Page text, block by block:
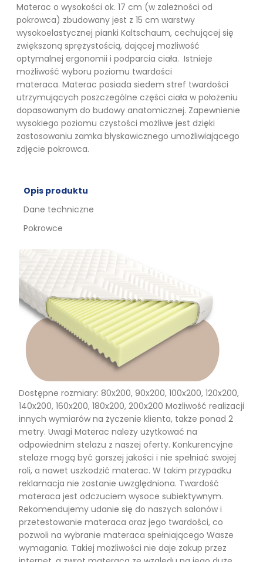
Materac o wysokości ok. 17 cm (w zależności od
pokrowca) zbudowany jest z 15 cm warstwy
wysokoelastycznej pianki Kaltschaum, cechującej się
zwiększoną sprężystością, dającej możliwość
optymalnej ergonomii i podparcia ciała. Istnieje
możliwość wyboru poziomu twardości
materaca. Materac posiada siedem stref twardości
utrzymujących poszczególne części ciała w położeniu
dopasowanym do budowy anatomicznej. Zapewnienie
wysokiego poziomu czystości możliwe jest dzięki
zastosowaniu zamka błyskawicznego umożliwiającego
zdjęcie pokrowca.
Opis produktu
Dane techniczne
Pokrowce
Dostępne rozmiary: 80x200, 90x200, 100x200, 120x200,
140x200, 160x200, 180x200, 200x200 Możliwość realizacji
innych wymiarów na życzenie klienta, także ponad 2
metry. Uwagi Materac należy użytkować na
odpowiednim stelażu z naszej oferty. Konkurencyjne
stelaże mogą być gorszej jakości i nie spełniać swojej
roli, a nawet uszkodzić materac. W takim przypadku
reklamacja nie zostanie uwzględniona. Twardość
materaca jest odczuciem wysoce subiektywnym.
Rekomendujemy udanie się do naszych salonów i
przetestowanie materaca oraz jego twardości, co
pozwoli na wybranie materaca spełniającego Wasze
wymagania. Takiej możliwości nie daje zakup przez